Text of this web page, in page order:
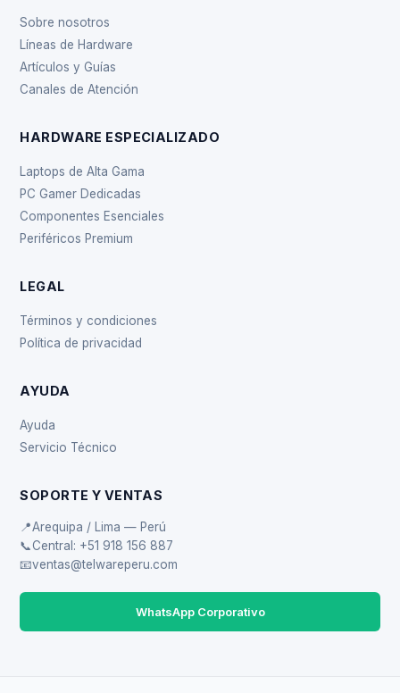
Sobre nosotros
Líneas de Hardware
Artículos y Guías
Canales de Atención
HARDWARE ESPECIALIZADO
Laptops de Alta Gama
PC Gamer Dedicadas
Componentes Esenciales
Periféricos Premium
LEGAL
Términos y condiciones
Política de privacidad
AYUDA
Ayuda
Servicio Técnico
SOPORTE Y VENTAS
📍Arequipa / Lima — Perú
📞Central: +51 918 156 887
📧ventas@telwareperu.com
WhatsApp Corporativo